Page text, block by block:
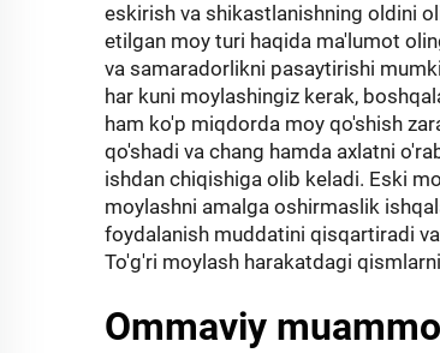
eskirish va shikastlanishning oldini
etilgan moy turi haqida ma'lumot
va samaradorlikni pasaytirishi
har kuni moylashingiz kerak,
ham ko'p miqdorda moy qo'shish
qo'shadi va chang hamda axlatni
ishdan chiqishiga olib keladi. Eski
moylashni amalga oshirmaslik
foydalanish muddatini qisqartiradi
To'g'ri moylash harakatdagi
Ommaviy